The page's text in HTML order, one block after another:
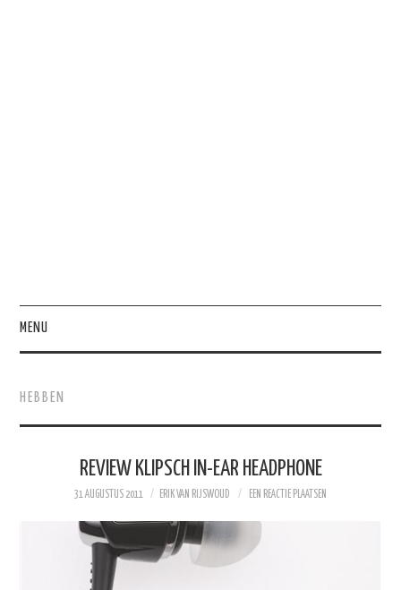
MENU
PRODUCTIVITEIT
HEBBEN
REVIEW KLIPSCH IN-EAR HEADPHONE
31 AUGUSTUS 2011 ERIK VAN RIJSWOUD EEN REACTIE PLAATSEN